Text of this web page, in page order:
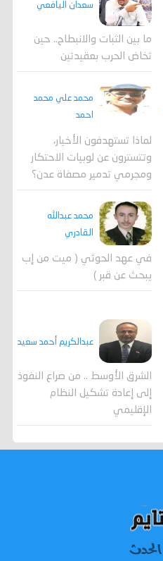
سعدان اليافعي
ما بين الثبات والانبطاح.. حين
تخاض الحرب بعقيدتين
محمد علي محمد
احمد
لماذا تستهدفون الأخيار،
وتتسترون عن لوبيات الاحتكار
ومجرمي تدمير مصفاة عدن؟
محمد عبدالله
القادري
في عهد الحوثي ( ميت من إب
يبحث عن قبر )
عبدالكريم أحمد سعيد
الشرق الأوسط .. من صراع النفوذ
إلى إعادة تشكيل النظام
الإقليمي